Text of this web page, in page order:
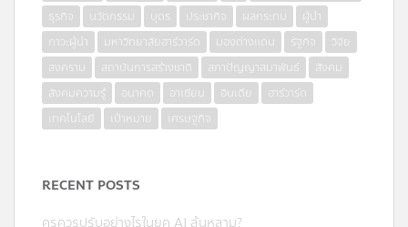
ธุรกิจ
นวัตกรรม บุตร ประชากิจ ผลกระทบ
ผู้นำ
ภาวะผู้นำ
มหาวิทยาลัยฮาร์วาร์ด มองต่างแดน รัฐกิจ
วิจัย
สงคราม
สถาบันการสร้างชาติ สภาปัญญาสมาพันธ์
สังคม
สังคมความรู้
อนาคต อาเซียน อินเดีย
ฮาร์วาร์ด
เทคโนโลยี
เป้าหมาย เศรษฐกิจ
RECENT POSTS
ครูควรปรับอย่างไรในยุค AI ล้นหลาม?